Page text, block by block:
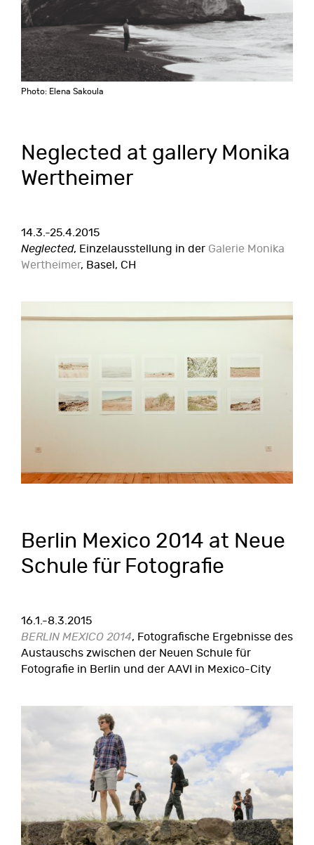
Photo: Elena Sakoula
Neglected at gallery Monika
Wertheimer
14.3.-25.4.2015
Neglected, Einzelausstellung in der Galerie Monika
Wertheimer, Basel, CH
Berlin Mexico 2014 at Neue
Schule für Fotografie
16.1.-8.3.2015
BERLIN MEXICO 2014, Fotografische Ergebnisse des
Austauschs zwischen der Neuen Schule für
Fotografie in Berlin und der AAVI in Mexico-City